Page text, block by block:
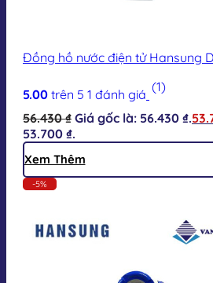
Đồng hồ nước điện tử Hansung
5.00 trên 5 1 đánh giá (1)
56.430₫ Giá gốc là: 56.430 ₫.
53.700 ₫.
Xem Thêm
-5%